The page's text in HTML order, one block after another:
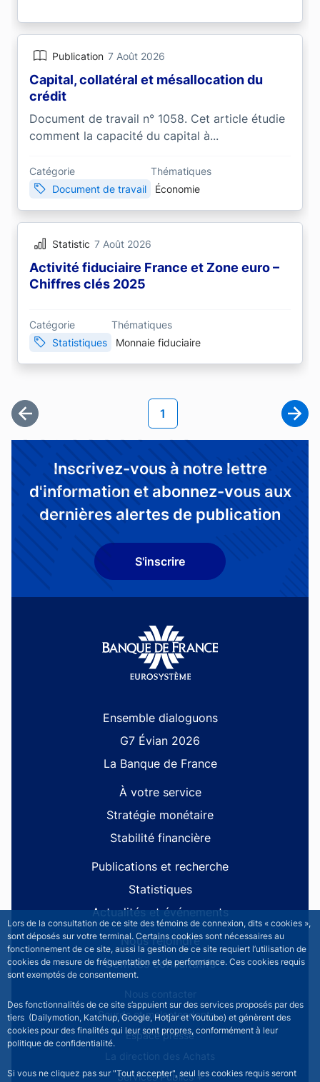
Lors de la consultation de ce site des témoins de connexion, dits « cookies »,
sont déposés sur votre terminal. Certains cookies sont nécessaires au
fonctionnement de ce site, aussi la gestion de ce site requiert l’utilisation de
cookies de mesure de fréquentation et de performance. Ces cookies requis
sont exemptés de consentement.
Des fonctionnalités de ce site s’appuient sur des services proposés par des
tiers (Dailymotion, Katchup, Google, Hotjar et Youtube) et génèrent des
cookies pour des finalités qui leur sont propres, conformément à leur
politique de confidentialité.
Si vous ne cliquez pas sur "Tout accepter", seul les cookies requis seront
Publication 7 Août 2026
Capital, collatéral et mésallocation du
crédit
Document de travail n° 1058. Cet article étudie
comment la capacité du capital à...
Catégorie
Document de travail
Thématiques
Économie
Statistic 7 Août 2026
Activité fiduciaire France et Zone euro –
Chiffres clés 2025
Catégorie
Statistiques
Thématiques
Monnaie fiduciaire
Première page
Page courante
1
Inscrivez-vous à notre lettre
d'information et abonnez-vous aux
dernières alertes de publication
S'inscrire
Site navigationEnsemble dialoguons
G7 Évian 2026
La Banque de France
À votre service
Stratégie monétaire
Stabilité financière
Publications et recherche
Statistiques
Actualités et événements
Nous rejoindre
Comités consultatifs
Footer secondary menuNous contacter
Sourds et malentendants
Espace presse
La direction des Achats
Services Publics +